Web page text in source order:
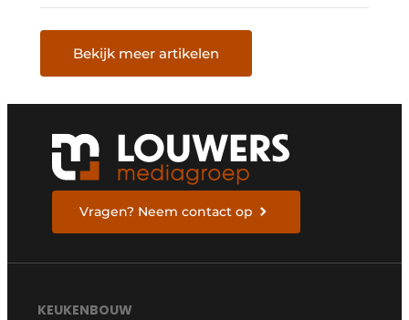
area30
Bekijk meer artikelen
Vragen? Neem contact op
KEUKENBOUW